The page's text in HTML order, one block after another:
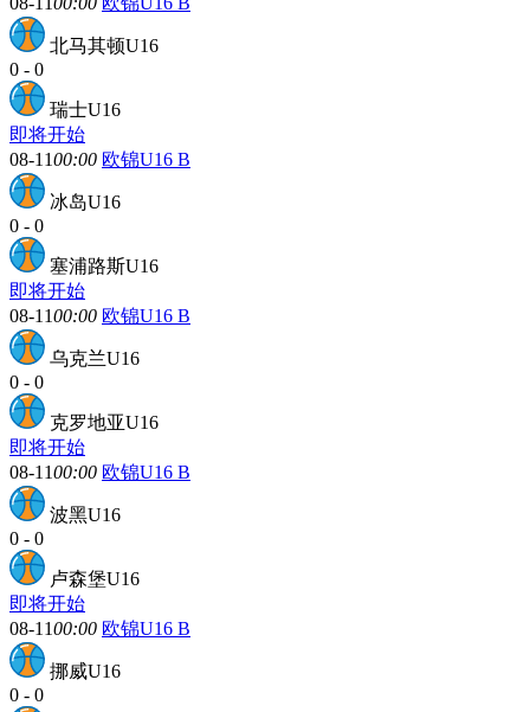
北马其顿U16
0 - 0
瑞士U16
即将开始
08-1100:00 欧锦U16 B
冰岛U16
0 - 0
塞浦路斯U16
即将开始
08-1100:00 欧锦U16 B
乌克兰U16
0 - 0
克罗地亚U16
即将开始
08-1100:00 欧锦U16 B
波黑U16
0 - 0
卢森堡U16
即将开始
08-1100:00 欧锦U16 B
挪威U16
0 - 0